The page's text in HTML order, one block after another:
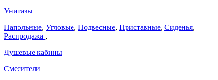
Унитазы
Напольные, Угловые, Подвесные, Приставные, Сиденья,
Распродажа ,
Душевые кабины
Смесители